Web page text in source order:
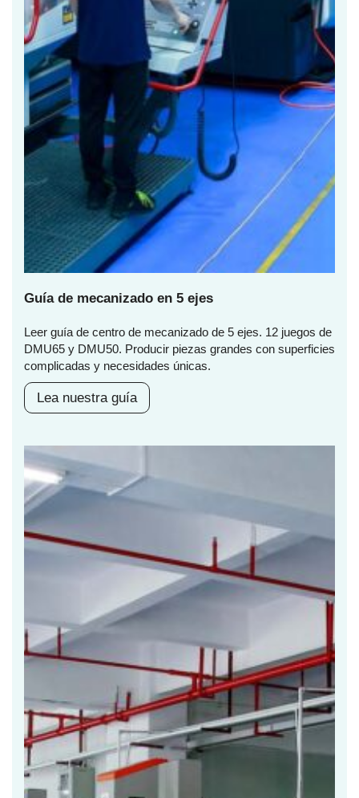
Guía de mecanizado en 5 ejes
Leer guía de centro de mecanizado de 5 ejes. 12 juegos de
DMU65 y DMU50. Producir piezas grandes con superficies
complicadas y necesidades únicas.
Lea nuestra guía